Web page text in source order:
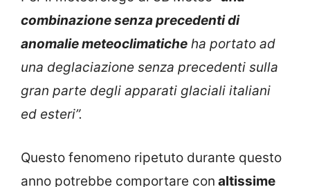
combinazione senza precedenti di
anomalie meteoclimatiche ha portato ad
una deglaciazione senza precedenti sulla
gran parte degli apparati glaciali italiani
ed esteri”.
Questo fenomeno ripetuto durante questo
anno potrebbe comportare con altissime